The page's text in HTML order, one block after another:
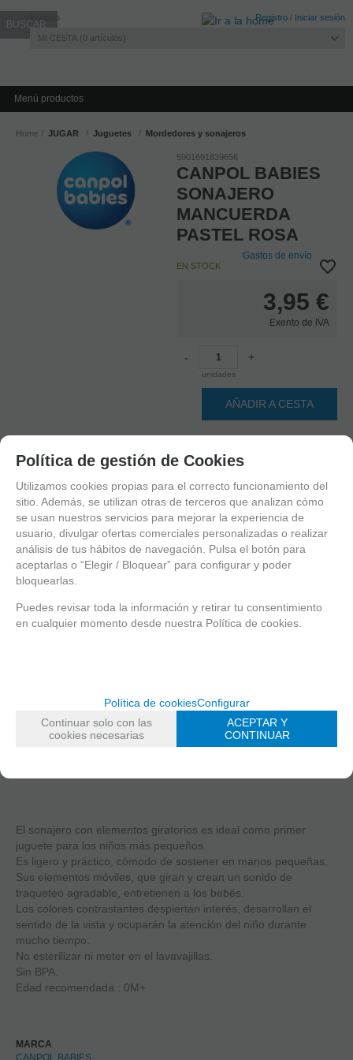
Invitado Registro / Iniciar sesión
MI CESTA 0 artículos
Menú productos
Home JUGAR Juguetes Mordedores y sonajeros
5901691839656
CANPOL BABIES
SONAJERO
MANCUERDA
PASTEL ROSA
EN STOCK
Gastos de envío
3,95 €
Exento de IVA
-
unidades
+
AÑADIR A CESTA
El sonajero con elementos giratorios es ideal como primer
juguete para los niños más pequeños.
Es ligero y práctico, cómodo de sostener en manos pequeñas.
Sus elementos móviles, que giran y crean un sonido de
traqueteo agradable, entretienen a los bebés.
Los colores contrastantes despiertan interés, desarrollan el
sentido de la vista y ocuparán la atención del niño durante
mucho tiempo.
No esterilizar ni meter en el lavavajillas.
Sin BPA.
Edad recomendada : 0M+
MARCA
CANPOL BABIES
Política de gestión de Cookies
Utilizamos cookies propias para el correcto funcionamiento del
sitio. Además, se utilizan otras de terceros que analizan cómo
se usan nuestros servicios para mejorar la experiencia de
usuario, divulgar ofertas comerciales personalizadas o realizar
análisis de tus hábitos de navegación. Pulsa el botón para
aceptarlas o “Elegir / Bloquear” para configurar y poder
bloquearlas.
Puedes revisar toda la información y retirar tu consentimiento
en cualquier momento desde nuestra Política de cookies.
Política de cookiesConfigurar
Continuar solo con las
cookies necesarias
ACEPTAR Y
CONTINUAR